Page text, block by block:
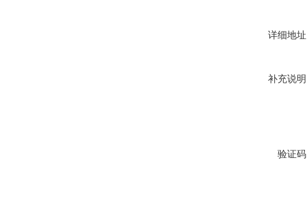
详细地
补充说
验证